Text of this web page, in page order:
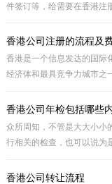
件签订等，给需要在香港注
香港公司注册的流程及
香港是一个信息发达的国际
经济体和最具竞争力城市之
香港公司年检包括哪些
众所周知，不管是大大小小
行相关的检查，也可以说为
香港公司转让流程